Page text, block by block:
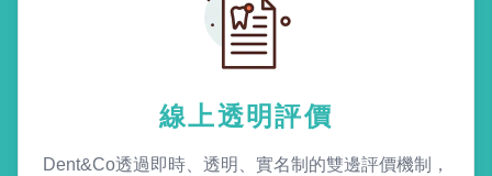
線上透明評價
Dent&Co透過即時、透明、實名制的雙邊評價機制，